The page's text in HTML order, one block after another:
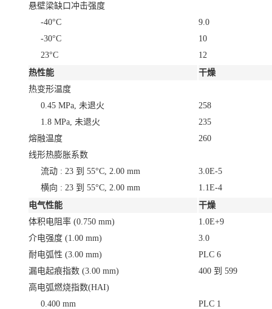
悬壁梁缺口冲击强度
-40°C
9.0
-30°C
10
23°C
12
热性能
干燥
热变形温度
0.45 MPa, 未退火
258
1.8 MPa, 未退火
235
熔融温度
260
线形热膨胀系数
流动 : 23 到 55°C, 2.00 mm
3.0E-5
横向 : 23 到 55°C, 2.00 mm
1.1E-4
电气性能
干燥
体积电阻率 (0.750 mm)
1.0E+9
介电强度 (1.00 mm)
3.0
耐电弧性 (3.00 mm)
PLC 6
漏电起痕指数 (3.00 mm)
400 到 599
高电弧燃烧指数(HAI)
0.400 mm
PLC 1